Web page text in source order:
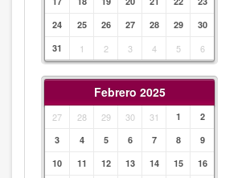
24
25 26 27 28 29
30
31
1 2 3 4 5 6
Febrero 2025
27 28 29 30 31 1
2
3
4 5 6 7 8
9
10
11 12 13 14 15
16